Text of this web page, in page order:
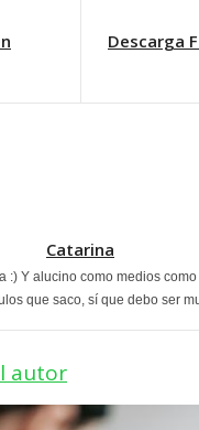
Descarga
Catarina
:) Y alucino como medios
que saco, sí que debo ser
autor